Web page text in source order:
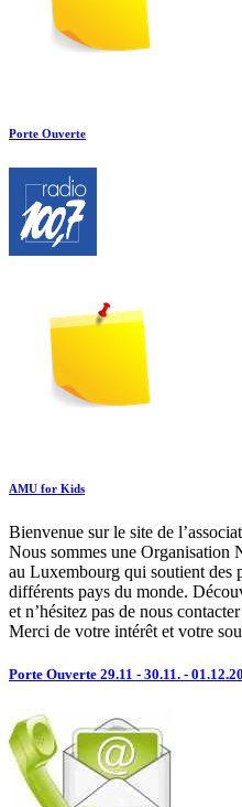
Porte Ouverte
AMU for Kids
Bienvenue sur le site de
Nous sommes une Organisation
au Luxembourg qui soutient des
différents pays du monde.
et n’hésitez pas de nous
Merci de votre intérêt et votre
Porte Ouverte 29.11 - 30.11. -